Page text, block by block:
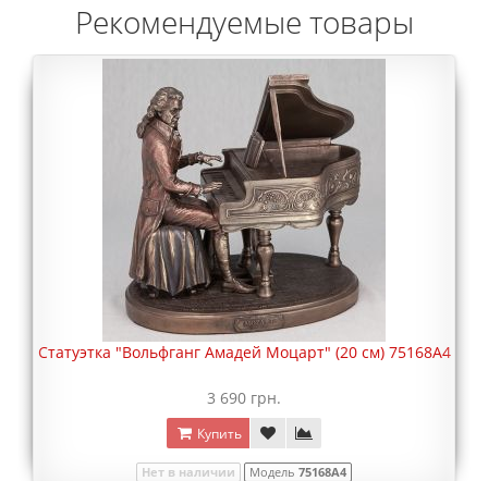
Рекомендуемые товары
Статуэтка "Вольфганг Амадей Моцарт" (20 см) 75168A4
3 690 грн.
Купить
Нет в наличии Модель 75168A4